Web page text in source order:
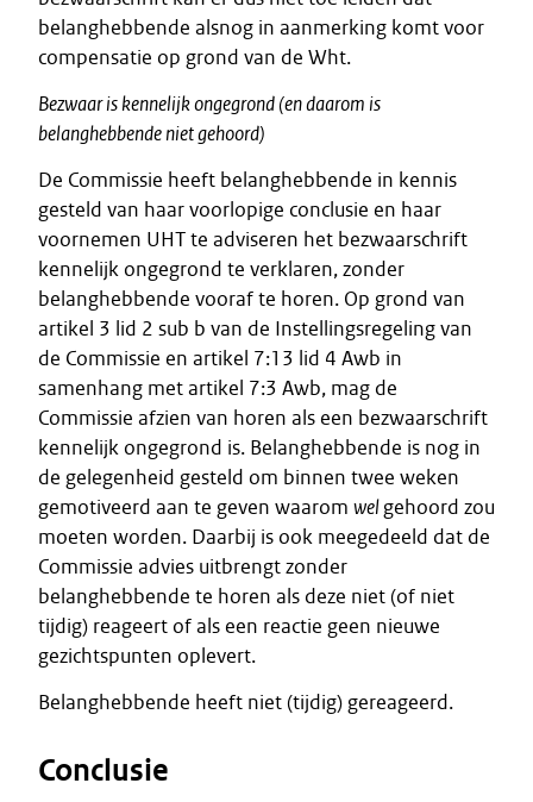
belanghebbende alsnog in aanmerking komt voor
compensatie op grond van de Wht.
Bezwaar is kennelijk ongegrond (en daarom is
belanghebbende niet gehoord)
De Commissie heeft belanghebbende in kennis
gesteld van haar voorlopige conclusie en haar
voornemen UHT te adviseren het bezwaarschrift
kennelijk ongegrond te verklaren, zonder
belanghebbende vooraf te horen. Op grond van
artikel 3 lid 2 sub b van de Instellingsregeling van
de Commissie en artikel 7:13 lid 4 Awb in
samenhang met artikel 7:3 Awb, mag de
Commissie afzien van horen als een bezwaarschrift
kennelijk ongegrond is. Belanghebbende is nog in
de gelegenheid gesteld om binnen twee weken
gemotiveerd aan te geven waarom welgehoord zou
moeten worden. Daarbij is ook meegedeeld dat de
Commissie advies uitbrengt zonder
belanghebbende te horen als deze niet (of niet
tijdig) reageert of als een reactie geen nieuwe
gezichtspunten oplevert.
Belanghebbende heeft niet (tijdig) gereageerd.
Conclusie